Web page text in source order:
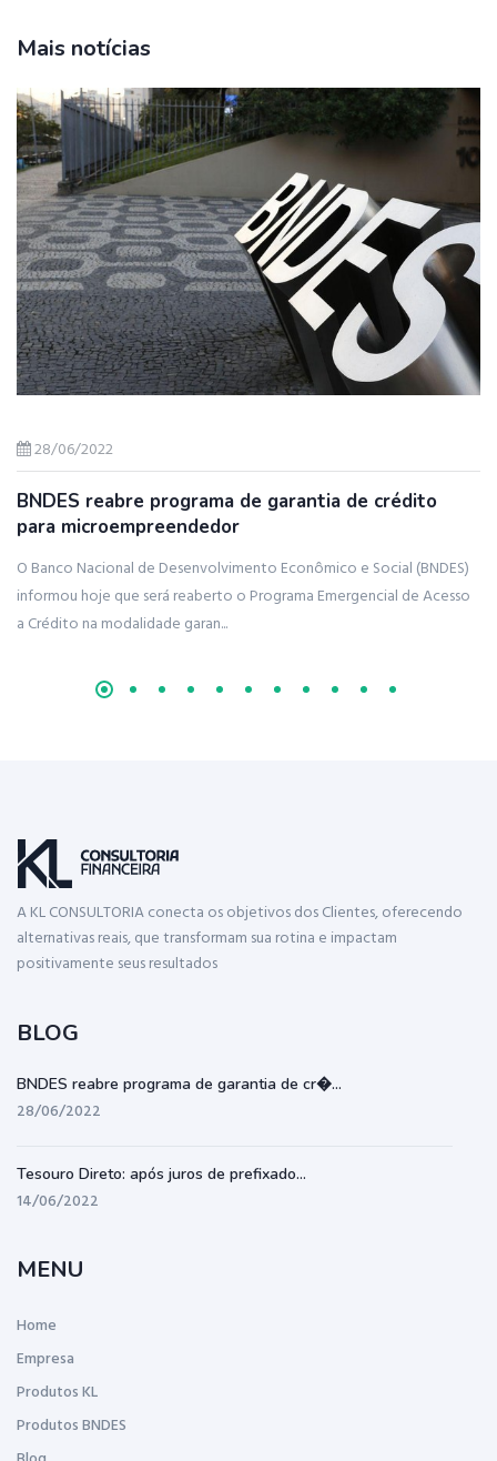
Mais notícias
28/06/2022
BNDES reabre programa de garantia de crédito
para microempreendedor
O Banco Nacional de Desenvolvimento Econômico e Social (BNDES)
informou hoje que será reaberto o Programa Emergencial de Acesso
a Crédito na modalidade garan...
A KL CONSULTORIA conecta os objetivos dos Clientes, oferecendo
alternativas reais, que transformam sua rotina e impactam
positivamente seus resultados
BLOG
BNDES reabre programa de garantia de cr�...
28/06/2022
Tesouro Direto: após juros de prefixado...
14/06/2022
MENU
Home
Empresa
Produtos KL
Produtos BNDES